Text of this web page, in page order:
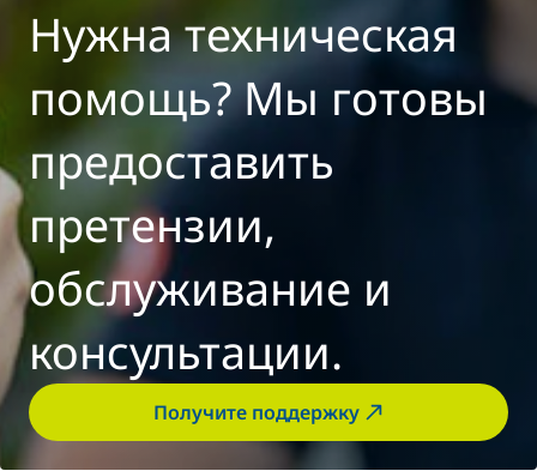
Нужна техническая
помощь? Мы готовы
предоставить
претензии,
обслуживание и
консультации.
Получите поддержку